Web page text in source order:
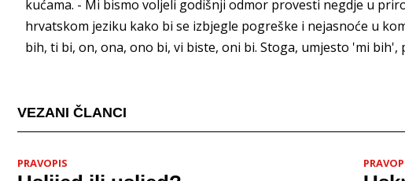
kućama. - Mi bismo voljeli godišnji odmor provesti negdje u
hrvatskom jeziku kako bi se izbjegle pogreške i nejasnoće u
bih, ti bi, on, ona, ono bi, vi biste, oni bi. Stoga, umjesto 'mi
VEZANI ČLANCI
PRAVOPIS